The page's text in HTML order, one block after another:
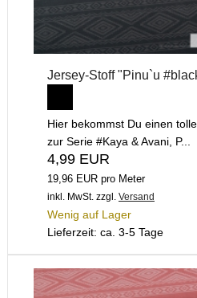
Jersey-Stoff "Pinu`u
Hier bekommst Du einen
zur Serie #Kaya & Avani, P...
4,99 EUR
19,96 EUR pro Meter
inkl. MwSt. zzgl. Versand
Wenig auf Lager
Lieferzeit: ca. 3-5 Tage